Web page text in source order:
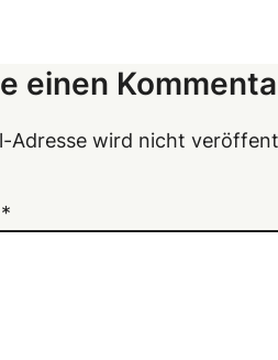
einen
Adresse wird nicht
*